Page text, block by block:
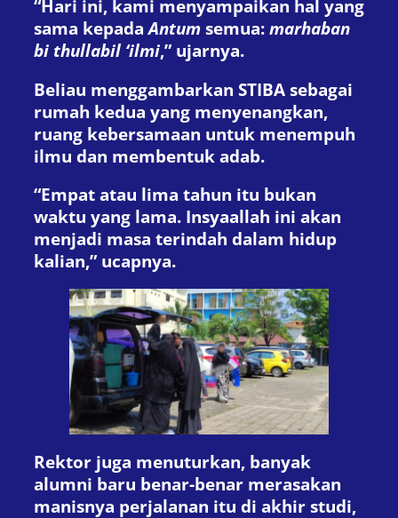
“Hari ini, kami menyampaikan hal yang
sama kepadaAntum semua: marhaban
bi thullabil ‘ilmi,” ujarnya.
Beliau menggambarkan STIBA sebagai
rumah kedua yang menyenangkan,
ruang kebersamaan untuk menempuh
ilmu dan membentuk adab.
“Empat atau lima tahun itu bukan
waktu yang lama. Insyaallah ini akan
menjadi masa terindah dalam hidup
kalian,” ucapnya.
Rektor juga menuturkan, banyak
alumni baru benar-benar merasakan
manisnya perjalanan itu di akhir studi,